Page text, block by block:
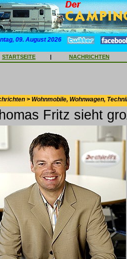
09. August 2026
STARTSEITE | NACHRICHTEN
> Wohnmobile, Wohnwagen,
Fritz sieht